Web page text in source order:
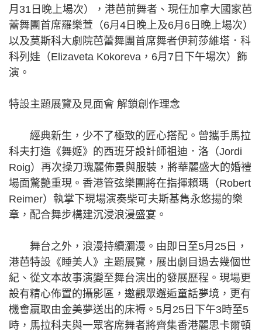
月31日晚上場次），港芭前舞者、現任加拿大國家芭
蕾舞團首席羅樂萱（6月4日晚上及6月6日晚上場次）
以及莫斯科大劇院芭蕾舞團首席舞者伊莉莎維塔．科
科列娃（Elizaveta Kokoreva，6月7日下午場次）飾
演。
特設主題展覽及見面會 解鎖創作理念
經典新生，少不了極致的匠心搭配。曾攜手馬拉
科夫打造《舞姬》的西班牙設計師祖迪．洛（Jordi
Roig）再次操刀瑰麗佈景與服裝，將華麗盛大的婚禮
場面驚艷重現。香港管弦樂團將在指揮賴瑪（Robert
Reimer）執掌下現場演奏柴可夫斯基雋永悠揚的樂
章，配合舞步構建沉浸浪漫盛宴。
舞台之外，浪漫持續瀰漫。由即日至5月25日，
港芭特設《睡美人》主題展覽，展出劇目過去幾個世
紀、從文本故事演變至舞台演出的發展歷程。現場更
設有精心佈置的攝影區，邀觀眾邂逅童話夢境，更有
機會嬴取由金美夢送出的床褥。5月25日下午3時至5
時，馬拉科夫與一眾客席舞者將齊集香港麗思卡爾頓